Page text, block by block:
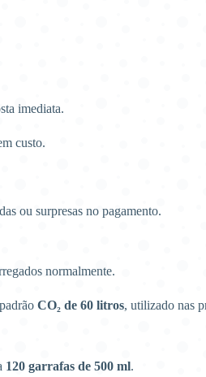
imediata.
custo.
ou surpresas no pagamento.
normalmente.
CO₂ de 60 litros, utilizado nas
120 garrafas de 500 ml.